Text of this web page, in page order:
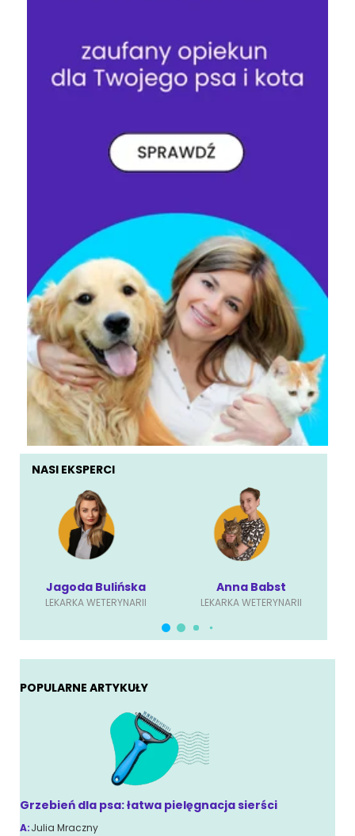
NASI EKSPERCI
Jagoda Bulińska
LEKARKA WETERYNARII
Anna Babst
LEKARKA WETERYNARII
POPULARNE ARTYKUŁY
Grzebień dla psa: łatwa pielęgnacja sierści
A:Julia Mraczny